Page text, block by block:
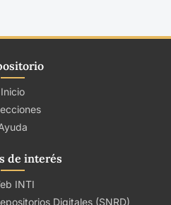
Inicio
de interés
INTI
Digitales (SNRD)